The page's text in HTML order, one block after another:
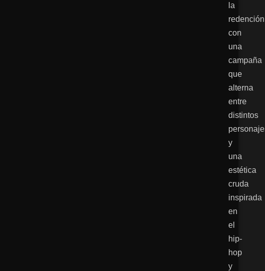
la
con
una
campaña
que
alterna
entre
distintos
y
una
estética
cruda
inspirada
en
el
hip-
hop
y